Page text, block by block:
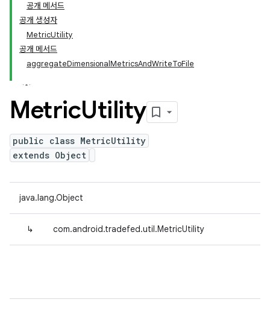
공개 메서드
공개 생성자
MetricUtility
공개 메서드
aggregateDimensionalMetricsAndWriteToFile
MetricUtility
public class MetricUtility
extends Object
java.lang.Object
↳ com.android.tradefed.util.MetricUtility